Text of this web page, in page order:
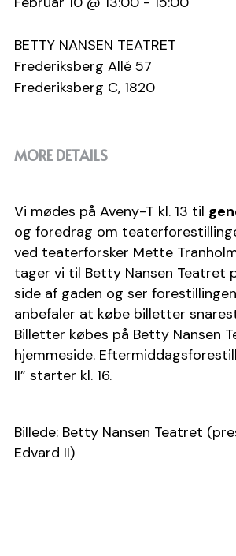
Vedtægter
Medlemsside
BETTY NANSEN TEATRET
Frederiksberg Allé 57
Frederiksberg C, 1820
MORE DETAILS
Vi mødes på Aveny-T kl. 13 til
og foredrag om
ved teaterforsker Mette
tager vi til Betty Nansen Teatret
side af gaden og ser
anbefaler at købe billetter
Billetter købes på Betty Nansen
hjemmeside.
II” starter kl. 16.
Billede: Betty Nansen Teatret
Edvard II)